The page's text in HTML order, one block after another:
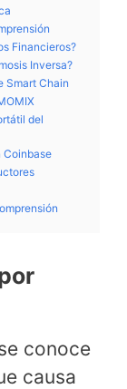
Financieros?
Inversa?
Smart Chain
del
Coinbase
conoce
causa